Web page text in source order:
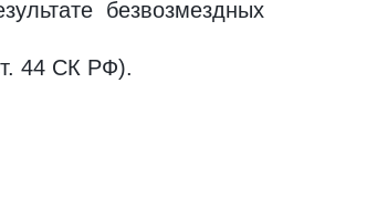
безвозмездных
44 СК РФ).